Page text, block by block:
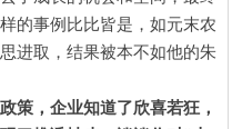
的事例比比皆是，如元末农
进取，结果被本不如他的朱
，企业知道了欣喜若狂，